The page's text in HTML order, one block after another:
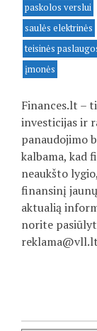
paskolos verslui
saulės elektrinės
teisinės
įmonės
Finances.lt –
investicijas ir
panaudojimo
kalbama, kad
neaukšto
finansinį
aktualią
norite
reklama@vll.lt